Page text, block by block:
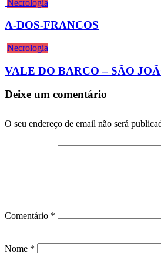
Necrologia
A-DOS-FRANCOS
Necrologia
VALE DO BARCO – SÃO
Deixe um comentário
O seu endereço de email não será
Comentário *
Nome *